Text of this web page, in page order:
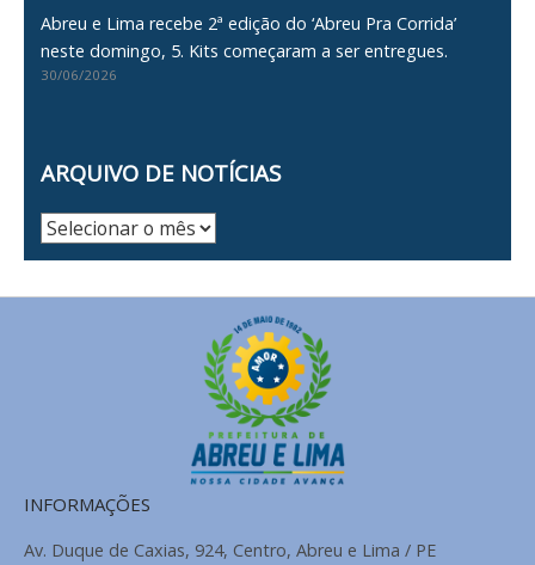
Abreu e Lima recebe 2ª edição do ‘Abreu Pra Corrida’
neste domingo, 5. Kits começaram a ser entregues.
30/06/2026
ARQUIVO DE NOTÍCIAS
Arquivo
INFORMAÇÕES
Av. Duque de Caxias, 924, Centro, Abreu e Lima / PE